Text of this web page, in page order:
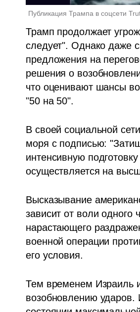
Публикация Трампа в соцсети
Трамп продолжает
следует". Однако даже
предложения на
решения о
что оценивают шансы
"50 на 50".
В своей социальной
моря с подписью:
интенсивную
осуществляется на
Высказывание
зависит от воли одного
нарастающего
военной операции
его условия.
Тем временем Израиль
возобновлению ударов.